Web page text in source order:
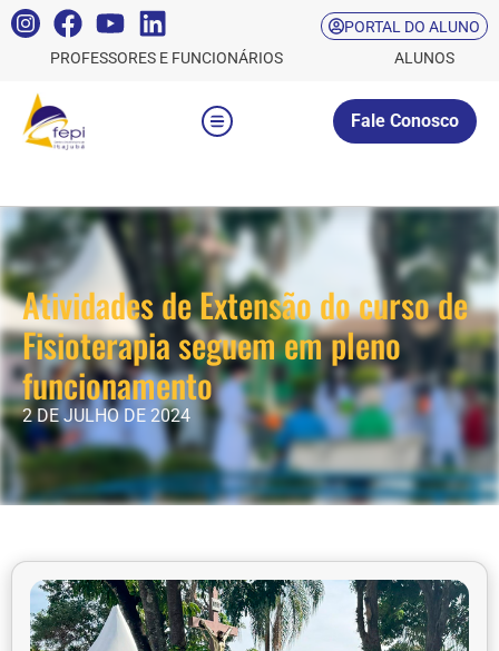
PORTAL DO ALUNO
PROFESSORES E FUNCIONÁRIOS
ALUNOS
Fale Conosco
Atividades de Extensão do curso de
Fisioterapia seguem em pleno
funcionamento
2 DE JULHO DE 2024